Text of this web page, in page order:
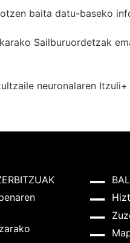
baita datu-baseko
Sailburuordetzak
neuronalaren Itzuli+